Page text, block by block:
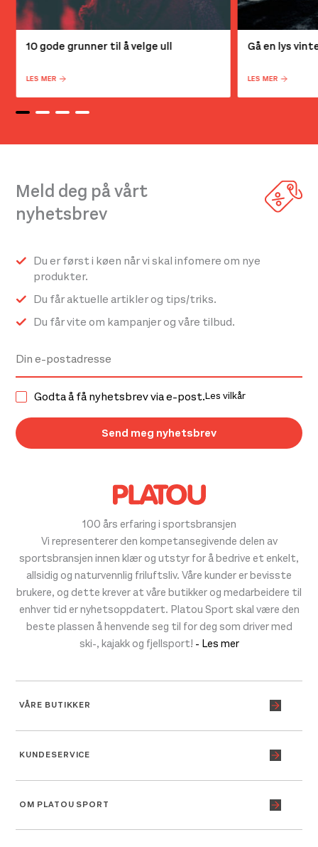
10 gode grunner til å velge ull
LES MER
Gå en lys
LES MER
100 års erfaring i sportsbransjen
Vi representerer den kompetansegivende delen av
sportsbransjen innen klær og utstyr for å bedrive et enkelt,
allsidig og naturvennlig friluftsliv. Våre kunder er bevisste
brukere, og dette krever at våre butikker og medarbeidere til
enhver tid er nyhetsoppdatert. Platou Sport skal være den
beste plassen å henvende seg til for deg som driver med
ski-, kajakk og fjellsport! - Les mer
VÅRE BUTIKKER
KUNDESERVICE
OM PLATOU SPORT
Meld deg på vårt
nyhetsbrev
Du er først i køen når vi skal infomere om nye
produkter.
Du får aktuelle artikler og tips/triks.
Du får vite om kampanjer og våre tilbud.
Godta å få nyhetsbrev via e-post.Les vilkår